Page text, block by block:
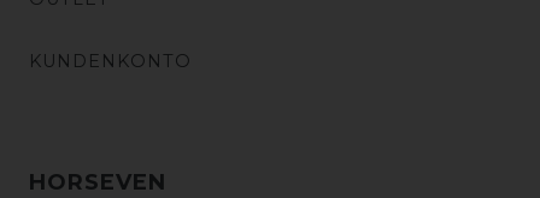
KUNDENKONTO
HORSEVEN